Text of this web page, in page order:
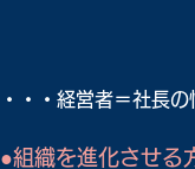
・・・経営者＝社長
●組織を進化させる